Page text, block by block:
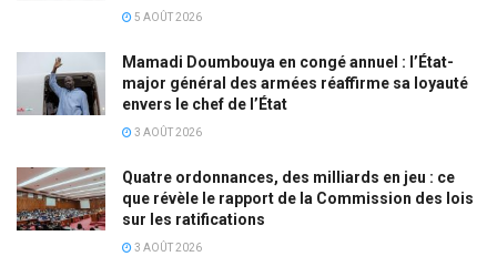
5 AOÛT 2026
Mamadi Doumbouya en congé annuel : l’État-
major général des armées réaffirme sa loyauté
envers le chef de l’État
3 AOÛT 2026
Quatre ordonnances, des milliards en jeu : ce
que révèle le rapport de la Commission des lois
sur les ratifications
3 AOÛT 2026